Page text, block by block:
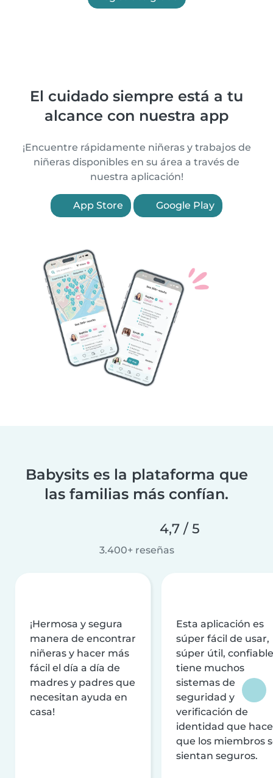
El cuidado siempre está a tu
alcance con nuestra app
¡Encuentre rápidamente niñeras y trabajos de
niñeras disponibles en su área a través de
nuestra aplicación!
App Store Google Play
Babysits es la plataforma que
las familias más confían.
4,7 / 5
3.400+ reseñas
¡Hermosa y segura
manera de encontrar
niñeras y hacer más
fácil el día a día de
madres y padres que
necesitan ayuda en
casa!
Esta aplicación es
súper fácil de usar,
súper útil,
tiene muchos
sistemas de
seguridad y
verificación de
identidad que
que los miembros
sientan seguros.